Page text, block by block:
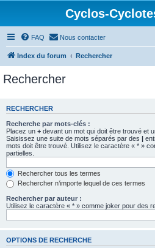
Cyclos-
FAQ Nous contacter
Index du forum Rechercher
Rechercher
RECHERCHER
Recherche par mots-clés :
Placez un + devant un mot qui doit être trouvé et
Saisissez une suite de mots séparés par des |
mots doit être trouvé. Utilisez le caractère « * »
partielles.
Rechercher tous les termes
Rechercher n’importe lequel de ces termes
Rechercher par auteur :
Utilisez le caractère « * » comme joker pour des
OPTIONS DE RECHERCHE